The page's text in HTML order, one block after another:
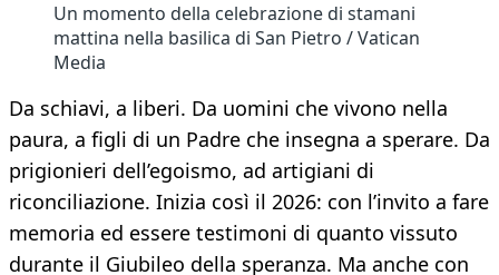
Un momento della celebrazione di stamani
mattina nella basilica di San Pietro / Vatican
Media
Da schiavi, a liberi. Da uomini che vivono nella
paura, a figli di un Padre che insegna a sperare. Da
prigionieri dell’egoismo, ad artigiani di
riconciliazione. Inizia così il 2026: con l’invito a fare
memoria ed essere testimoni di quanto vissuto
durante il Giubileo della speranza. Ma anche con